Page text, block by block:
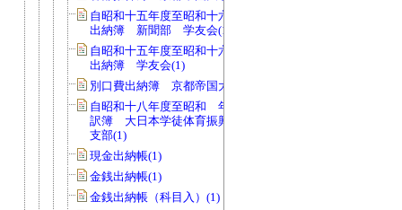
自昭和十五年度至昭和十六年度 現金
出納簿 新聞部 学友会(1)
自昭和十五年度至昭和十六年度 現金
出納簿 学友会(1)
別口費出納簿 京都帝国大学学友会(1)
自昭和十八年度至昭和 年度 支出内
訳簿 大日本学徒体育振興会関西地方
支部(1)
現金出納帳(1)
金銭出納帳(1)
金銭出納帳（科目入）(1)